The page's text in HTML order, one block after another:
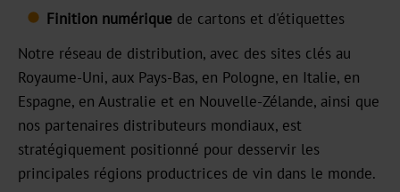
Graphical
GHN
HX
UB
Textured
Finition numérique de cartons et d'étiquettes
Notre réseau de distribution, avec des sites clés au
Royaume-Uni, aux Pays-Bas, en Pologne, en Italie, en
Espagne, en Australie et en Nouvelle-Zélande, ainsi que
nos partenaires distributeurs mondiaux, est
stratégiquement positionné pour desservir les
principales régions productrices de vin dans le monde.